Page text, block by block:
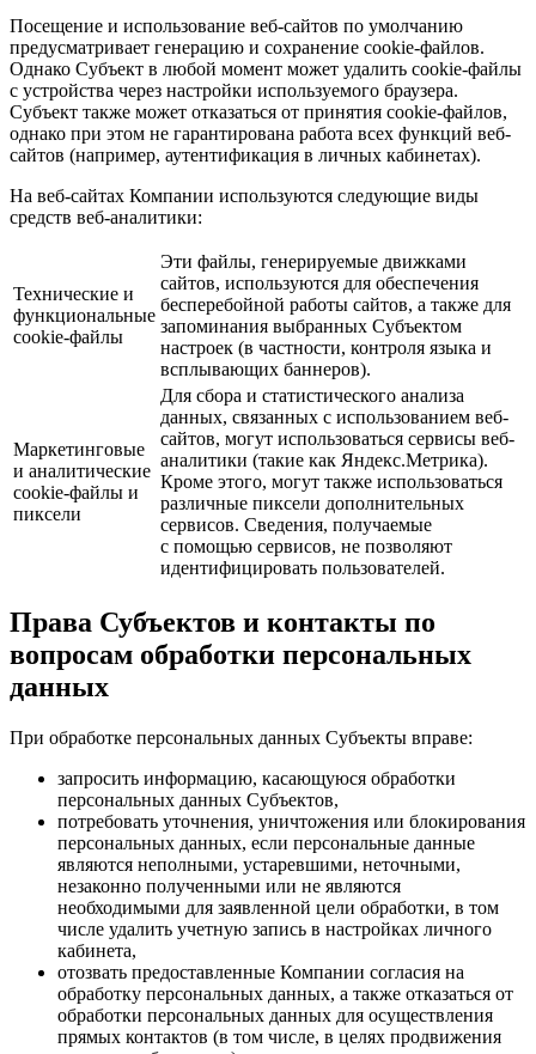
Посещение и использование веб-сайтов по умолчанию
предусматривает генерацию и сохранение cookie-файлов.
Однако Субъект в любой момент может удалить cookie-файлы
с устройства через настройки используемого браузера.
Субъект также может отказаться от принятия cookie-файлов,
однако при этом не гарантирована работа всех функций веб-
сайтов (например, аутентификация в личных кабинетах).
На веб-сайтах Компании используются следующие виды
средств веб-аналитики:
Технические и
функциональные
cookie-файлы
Эти файлы, генерируемые движками
сайтов, используются для обеспечения
бесперебойной работы сайтов, а также для
запоминания выбранных Субъектом
настроек (в частности, контроля языка и
всплывающих баннеров).
Маркетинговые
и аналитические
cookie-файлы и
пиксели
Для сбора и статистического анализа
данных, связанных с использованием веб-
сайтов, могут использоваться сервисы веб-
аналитики (такие как Яндекс.Метрика).
Кроме этого, могут также использоваться
различные пиксели дополнительных
сервисов. Сведения, получаемые
с помощью сервисов, не позволяют
идентифицировать пользователей.
Права Субъектов и контакты по
вопросам обработки персональных
данных
При обработке персональных данных Субъекты вправе:
запросить информацию, касающуюся обработки
персональных данных Субъектов,
потребовать уточнения, уничтожения или блокирования
персональных данных, если персональные данные
являются неполными, устаревшими, неточными,
незаконно полученными или не являются
необходимыми для заявленной цели обработки, в том
числе удалить учетную запись в настройках личного
кабинета,
отозвать предоставленные Компании согласия на
обработку персональных данных, а также отказаться от
обработки персональных данных для осуществления
прямых контактов (в том числе, в целях продвижения